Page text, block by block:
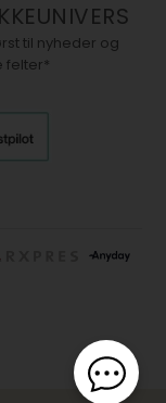
til nyheder og
felter*